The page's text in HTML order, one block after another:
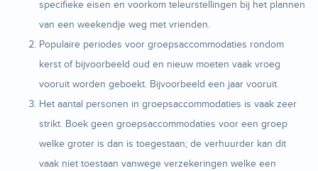
specifieke eisen en voorkom teleurstellingen bij het plannen
van een weekendje weg met vrienden.
Populaire periodes voor groepsaccommodaties rondom
kerst of bijvoorbeeld oud en nieuw moeten vaak vroeg
vooruit worden geboekt. Bijvoorbeeld een jaar vooruit.
Het aantal personen in groepsaccommodaties is vaak zeer
strikt. Boek geen groepsaccommodaties voor een groep
welke groter is dan is toegestaan; de verhuurder kan dit
vaak niet toestaan vanwege verzekeringen welke een